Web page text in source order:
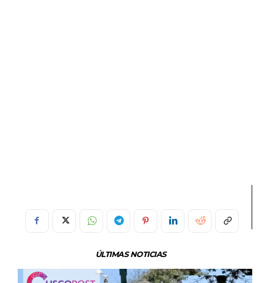
ÚLTIMAS NOTICIAS